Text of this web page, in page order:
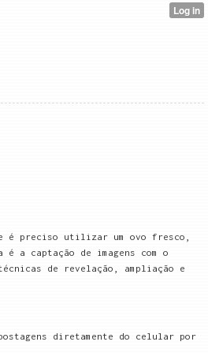
é preciso utilizar um ovo fresco,
captação de imagens com o
de revelação, ampliação e
diretamente do celular por